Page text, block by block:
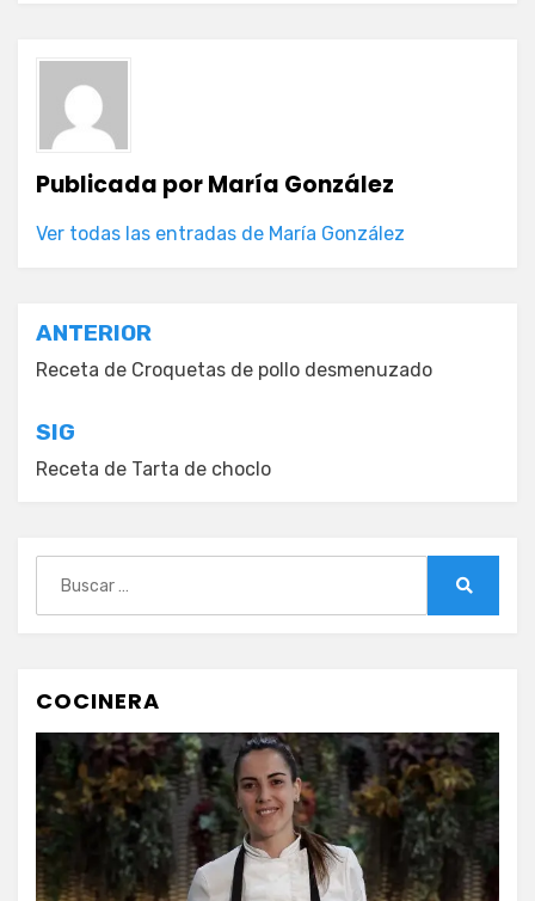
Publicada porMaría González
Ver todas las entradas de María González
Navegación
de
entradas
ANTERIOR
Receta de Croquetas de pollo desmenuzado
SIG
Receta de Tarta de choclo
COCINERA